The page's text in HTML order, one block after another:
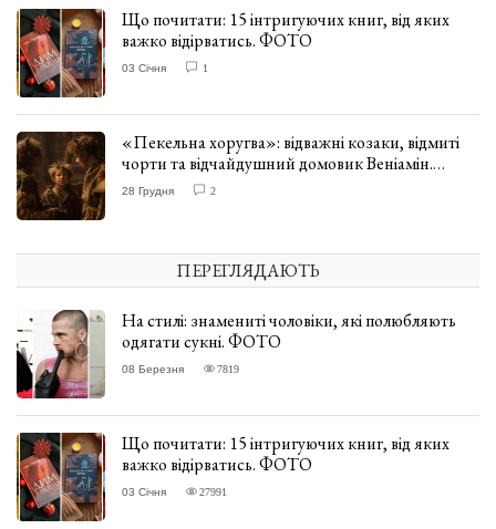
Що почитати: 15 інтригуючих книг, від яких
важко відірватись. ФОТО
03 Січня 1
«Пекельна хоругва»: відважні козаки, відмиті
чорти та відчайдушний домовик Веніамін.
ВІДГУК
28 Грудня 2
ПЕРЕГЛЯДАЮТЬ
На стилі: знамениті чоловіки, які полюбляють
одягати сукні. ФОТО
08 Березня 7819
Що почитати: 15 інтригуючих книг, від яких
важко відірватись. ФОТО
03 Січня 27991